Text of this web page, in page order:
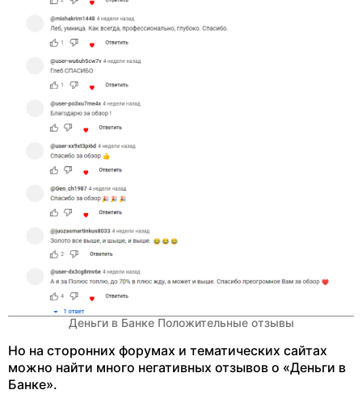
Деньги в Банке Положительные отзывы
Но на сторонних форумах и тематических сайтах
можно найти много негативных отзывов о «Деньги в
Банке».